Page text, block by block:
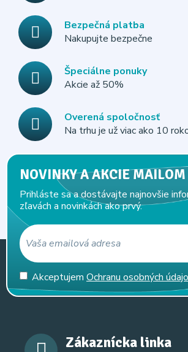
Bezpečná platba
Nakupujte bezpečne
Špeciálne ponuky
Akcie až 50%
Overená spoločnosť
Na trhu je už viac ako 10
NOVINKY A AKCIE MAILOM
Prihláste sa a dostávajte najnovšie
zľavách a novinkách ako prvý.
Akceptujem Ochranu osobných
Zákaznícka linka